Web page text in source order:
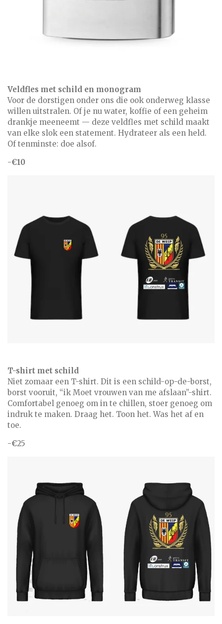
Veldfles met schild en monogram
Voor de dorstigen onder ons die ook onderweg klasse
willen uitstralen. Of je nu water, koffie of een geheim
drankje meeneemt — deze veldfles met schild maakt
van elke slok een statement. Hydrateer als een held.
Of tenminste: doe alsof.
-€10
T-shirt met schild
Niet zomaar een T-shirt. Dit is een schild-op-de-borst,
borst vooruit, “ik Moet vrouwen van me afslaan”-shirt.
Comfortabel genoeg om in te chillen, stoer genoeg om
indruk te maken. Draag het. Toon het. Was het af en
toe.
-€25